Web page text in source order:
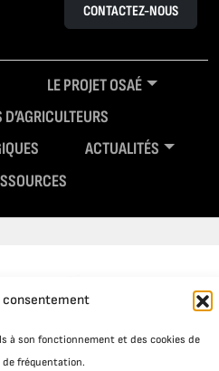
consentement
à son fonctionnement et des cookies de
fréquentation.
CONTACTEZ-NOUS
LE PROJET OSAÉ
ACTUALITÉS